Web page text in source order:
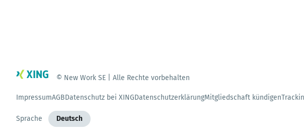
© New Work SE | Alle Rechte vorbehalten
ImpressumAGBDatenschutz bei XINGDatenschutzerklärungMitgliedschaft kündigen
Sprache Deutsch